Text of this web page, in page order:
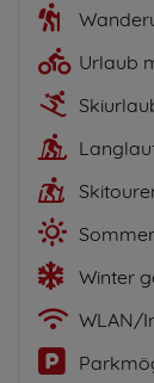
Urlaub
Winter
WLAN/